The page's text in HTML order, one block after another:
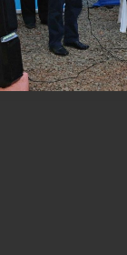
總
外
世
外
「